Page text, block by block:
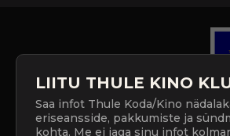
LIITU THULE KINO
Saa infot Thule Koda/Kino
eriseansside, pakkumiste ja
kohta. Me ei jaga sinu infot